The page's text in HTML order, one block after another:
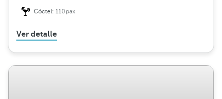
Cóctel:110pax
Ver detalle